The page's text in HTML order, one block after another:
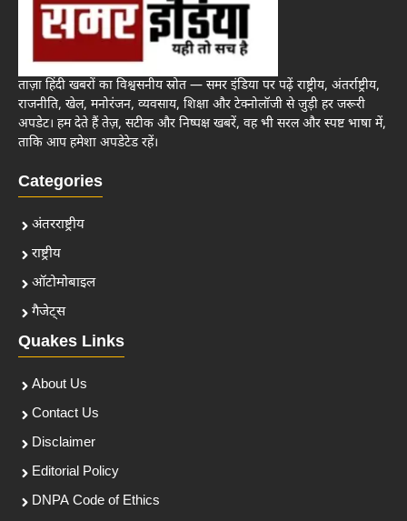
ताज़ा हिंदी खबरों का विश्वसनीय स्रोत — समर इंडिया पर पढ़ें राष्ट्रीय, अंतर्राष्ट्रीय,
राजनीति, खेल, मनोरंजन, व्यवसाय, शिक्षा और टेक्नोलॉजी से जुड़ी हर जरूरी
अपडेट। हम देते हैं तेज़, सटीक और निष्पक्ष खबरें, वह भी सरल और स्पष्ट भाषा में,
ताकि आप हमेशा अपडेटेड रहें।
Categories
अंतरराष्ट्रीय
राष्ट्रीय
ऑटोमोबाइल
गैजेट्स
Quakes Links
About Us
Contact Us
Disclaimer
Editorial Policy
DNPA Code of Ethics